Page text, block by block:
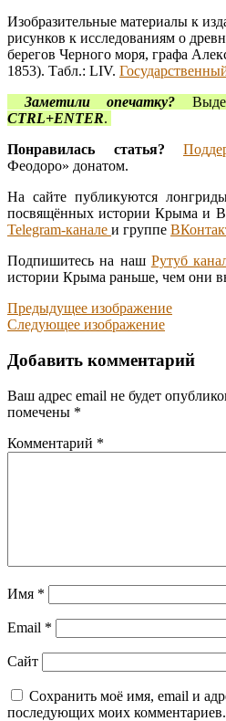
Изобразительные материалы к
рисунков к исследованиям о
берегов Черного моря, графа
1853). Табл.: LIV.
Заметили опечатку?
CTRL+ENTER.
Понравилась статья?
Феодоро» донатом.
На сайте публикуются
посвящённых истории Крыма и
Telegram-канале и группе
Подпишитесь на наш Рутуб
истории Крыма раньше, чем они
Предыдущее изображение
Следующее изображение
Добавить комментарий
Ваш адрес email не будет
помечены *
Комментарий *
Имя *
Email *
Сайт
Сохранить моё имя, email и
последующих моих комментариев.